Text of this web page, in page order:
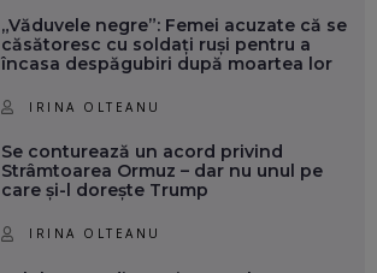
„Văduvele negre”: Femei acuzate că se
căsătoresc cu soldați ruși pentru a
încasa despăgubiri după moartea lor
IRINA OLTEANU
Se conturează un acord privind
Strâmtoarea Ormuz – dar nu unul pe
care și-l dorește Trump
IRINA OLTEANU